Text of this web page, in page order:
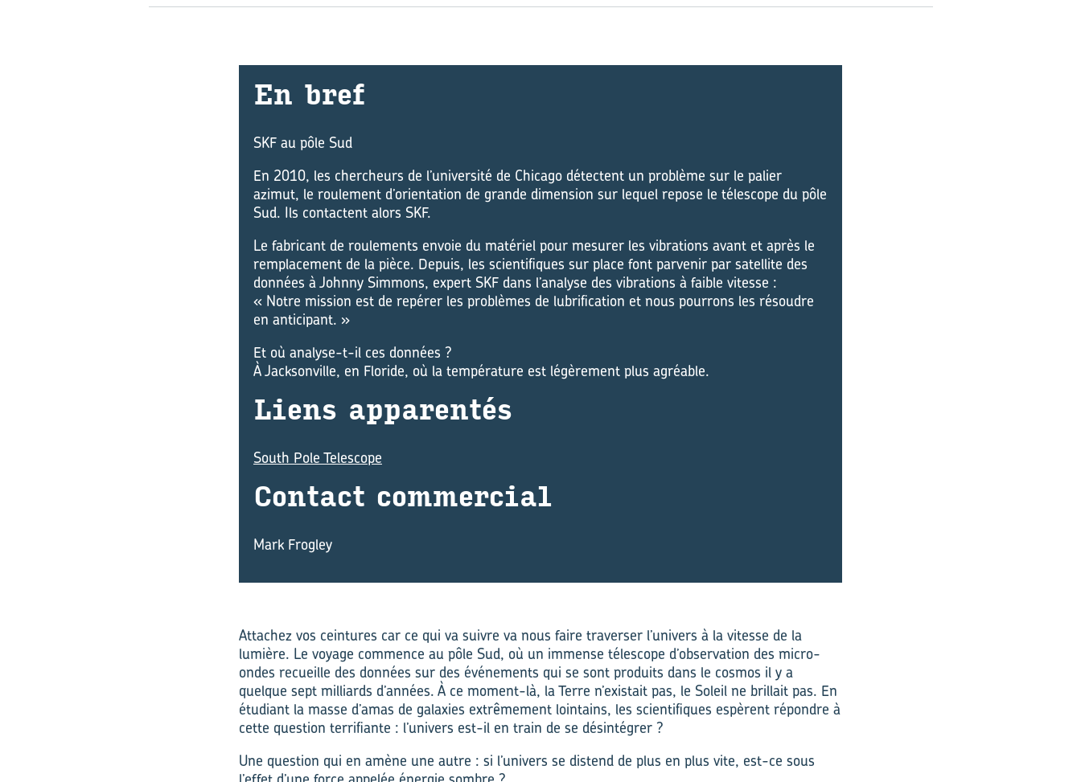
En bref
SKF au pôle Sud
En 2010, les chercheurs de l’université de Chicago détectent un problème sur le palier
azimut, le roulement d’orientation de grande dimension sur lequel repose le télescope du pôle
Sud. Ils contactent alors SKF.
Le fabricant de roulements envoie du matériel pour mesurer les vibrations avant et après le
remplacement de la pièce. Depuis, les scientifiques sur place font parvenir par satellite des
données à Johnny Simmons, expert SKF dans l’analyse des vibrations à faible vitesse :
« Notre mission est de repérer les problèmes de lubrification et nous pourrons les résoudre
en anticipant. »
Et où analyse-t-il ces données ?
À Jacksonville, en Floride, où la température est légèrement plus agréable.
Liens ap­pa­ren­tés
South Pole Telescope
Contact com­mer­cial
Mark Frogley
Attachez vos ceintures car ce qui va suivre va nous faire traverser l’univers à la vitesse de la
lumière. Le voyage commence au pôle Sud, où un immense télescope d’observation des micro-
ondes recueille des données sur des événements qui se sont produits dans le cosmos il y a
quelque sept milliards d’années. À ce moment-là, la Terre n’existait pas, le Soleil ne brillait pas. En
étudiant la masse d’amas de galaxies extrêmement lointains, les scientifiques espèrent répondre à
cette question terrifiante : l’univers est-il en train de se désintégrer ?
Une question qui en amène une autre : si l’univers se distend de plus en plus vite, est-ce sous